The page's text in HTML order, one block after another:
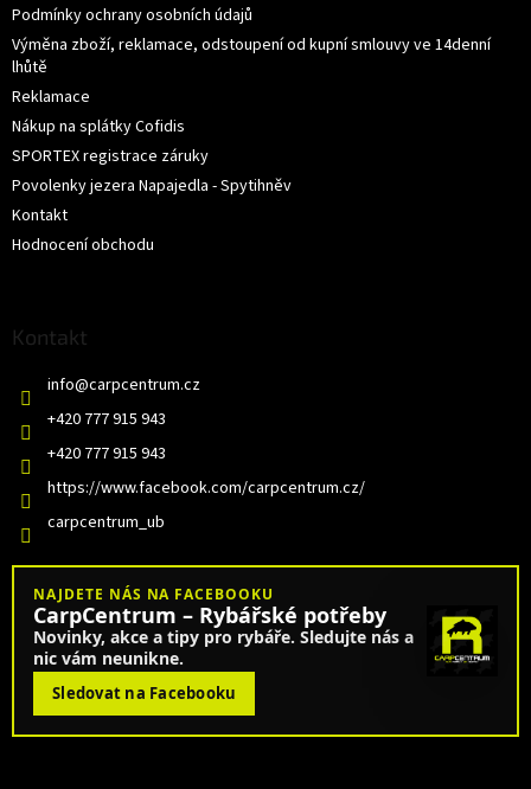
Podmínky ochrany osobních údajů
Výměna zboží, reklamace, odstoupení od kupní smlouvy ve 14denní
lhůtě
Reklamace
Nákup na splátky Cofidis
SPORTEX registrace záruky
Povolenky jezera Napajedla - Spytihněv
Kontakt
Hodnocení obchodu
Kontakt
info@carpcentrum.cz
+420 777 915 943
+420 777 915 943
https://www.facebook.com/carpcentrum.cz/
carpcentrum_ub
NAJDETE NÁS NA FACEBOOKU
CarpCentrum – Rybářské potřeby
Novinky, akce a tipy pro rybáře. Sledujte nás a
nic vám neunikne.
Sledovat na Facebooku